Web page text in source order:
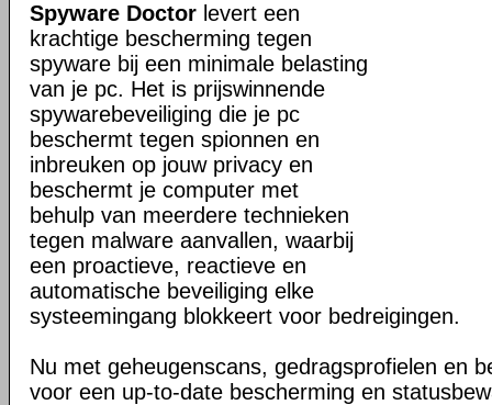
Spyware Doctor levert een
krachtige bescherming tegen
spyware bij een minimale belasting
van je pc. Het is prijswinnende
spywarebeveiliging die je pc
beschermt tegen spionnen en
inbreuken op jouw privacy en
beschermt je computer met
behulp van meerdere technieken
tegen malware aanvallen, waarbij
een proactieve, reactieve en
automatische beveiliging elke
systeemingang blokkeert voor bedreigingen.
Nu met geheugenscans, gedragsprofielen en
voor een up-to-date bescherming en